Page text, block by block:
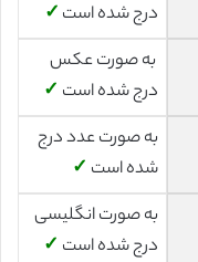
درج شده است ✓
به صورت عکس
درج شده است ✓
به صورت عدد درج
شده است ✓
به صورت انگلیسی
درج شده است ✓